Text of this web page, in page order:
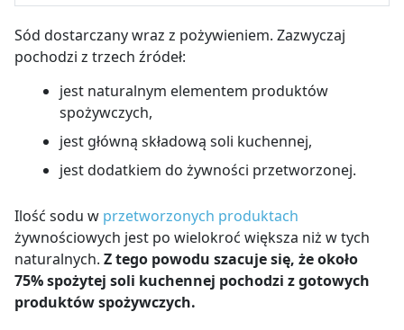
Sód dostarczany wraz z pożywieniem. Zazwyczaj
pochodzi z trzech źródeł:
jest naturalnym elementem produktów
spożywczych,
jest główną składową soli kuchennej,
jest dodatkiem do żywności przetworzonej.
Ilość sodu w przetworzonych produktach
żywnościowych jest po wielokroć większa niż w tych
naturalnych. Z tego powodu szacuje się, że około
75% spożytej soli kuchennej pochodzi z gotowych
produktów spożywczych.